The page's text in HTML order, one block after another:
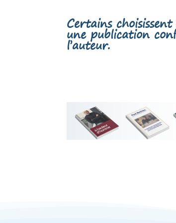
Certains
une publication
l’auteur.